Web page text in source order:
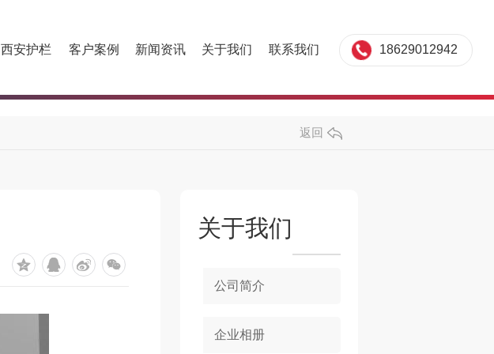
西安护栏 客户案例 新闻资讯 关于我们 联系我们 18629012942
返回
关于我们
公司简介
企业相册